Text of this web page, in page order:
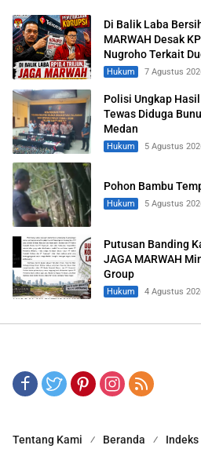
Di Balik Laba
MARWAH Desak
Nugroho Terkait
Perbankan
Hukum 7 Agustus
Polisi Ungkap
Tewas Diduga
Medan
Hukum 5 Agustus
Pohon Bambu
Hukum 5 Agustus
Putusan Banding
JAGA MARWAH
Group
Hukum 4 Agustus
Tentang Kami Beranda Indeks